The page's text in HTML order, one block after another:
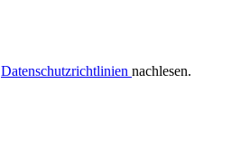
Datenschutzrichtlinien nachlesen.